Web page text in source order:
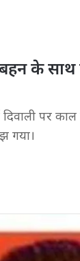
के
पर
गया।